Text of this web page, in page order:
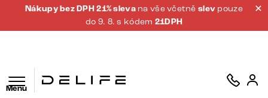
Nákupy bez DPH 21% sleva na vše včetněslev pouze
do 9. 8. s kódem 21DPH
Menu